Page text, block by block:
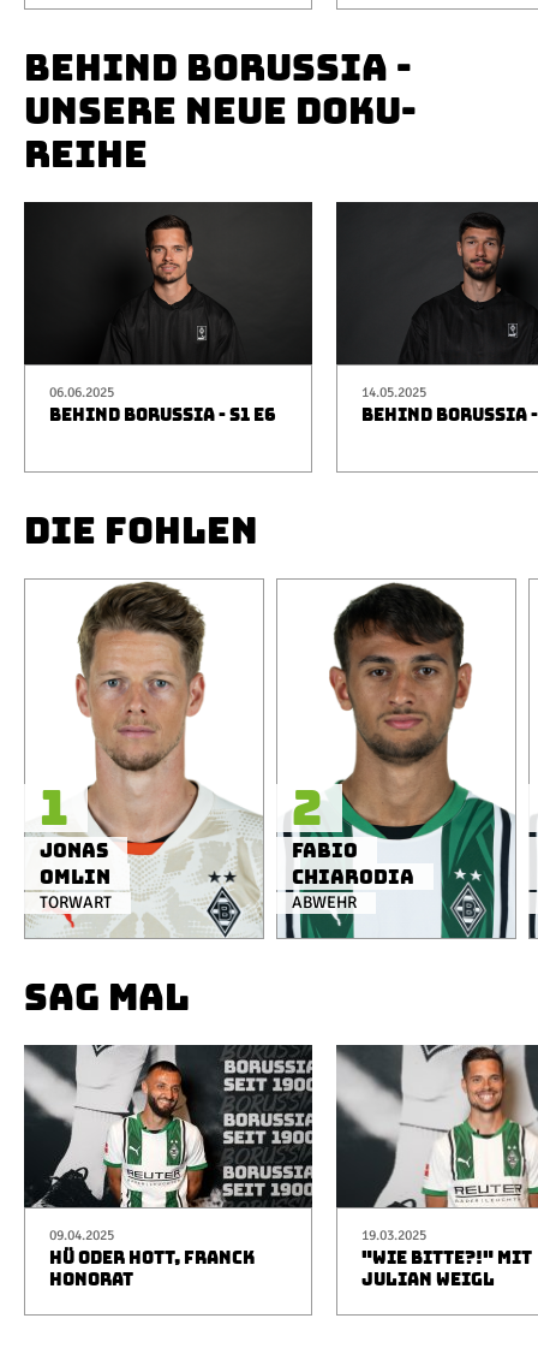
BEHIND BORUSSIA -
UNSERE NEUE DOKU-
REIHE
06.06.2025
BEHIND BORUSSIA - S1 E6
14.05.2025
BEHIND BORUSSIA
DIE FOHLEN
TORWART
Jonas
Omlin
1
ABWEHR
Fabio
Chiarodia
2
SAG MAL
09.04.2025
HÜ ODER HOTT, FRANCK
HONORAT
19.03.2025
"WIE BITTE?!" MIT
JULIAN WEIGL